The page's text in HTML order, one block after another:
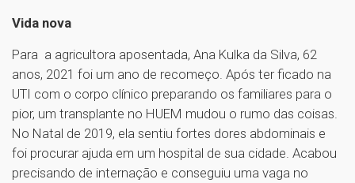
Vida nova
Para a agricultora aposentada, Ana Kulka da Silva, 62
anos, 2021 foi um ano de recomeço. Após ter ficado na
UTI com o corpo clínico preparando os familiares para o
pior, um transplante no HUEM mudou o rumo das coisas.
No Natal de 2019, ela sentiu fortes dores abdominais e
foi procurar ajuda em um hospital de sua cidade. Acabou
precisando de internação e conseguiu uma vaga no